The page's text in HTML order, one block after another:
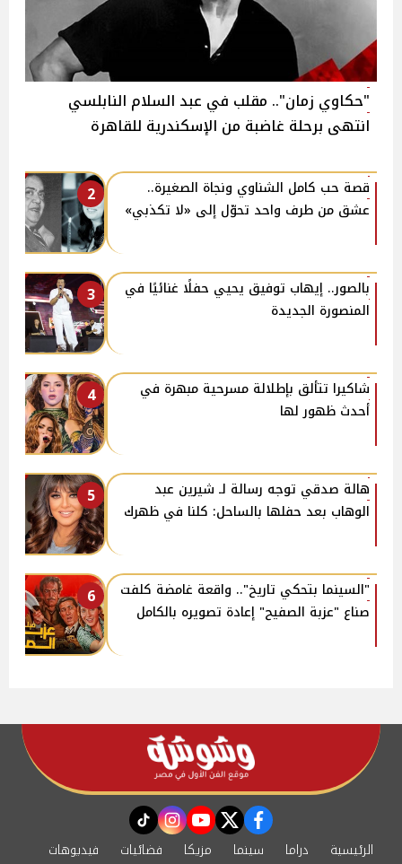
"حكاوي زمان".. مقلب في عبد السلام النابلسي
انتهى برحلة غاضبة من الإسكندرية للقاهرة
2
قصة حب كامل الشناوي ونجاة الصغيرة..
عشق من طرف واحد تحوّل إلى «لا تكذبي»
3
بالصور.. إيهاب توفيق يحيي حفلًا غنائيًا في
المنصورة الجديدة
4
شاكيرا تتألق بإطلالة مسرحية مبهرة في
أحدث ظهور لها
5
هالة صدقي توجه رسالة لـ شيرين عبد
الوهاب بعد حفلها بالساحل: كلنا في ظهرك
6
"السينما بتحكي تاريخ".. واقعة غامضة كلفت
صناع "عزبة الصفيح" إعادة تصويره بالكامل
facebook
twitter
youtube
instagram
tiktok
الرئيسية دراما سينما مزيكا فضائيات فيديوهات